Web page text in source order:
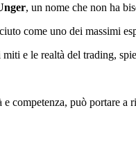
, un nome che non ha
come uno dei massimi
e le realtà del trading,
competenza, può portare a